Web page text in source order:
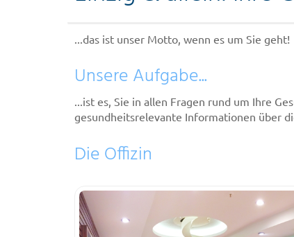
...das ist unser Motto, wenn es um Sie geht!
Unsere Aufgabe...
...ist es, Sie in allen Fragen rund um Ihre
gesundheitsrelevante Informationen über
Die Offizin